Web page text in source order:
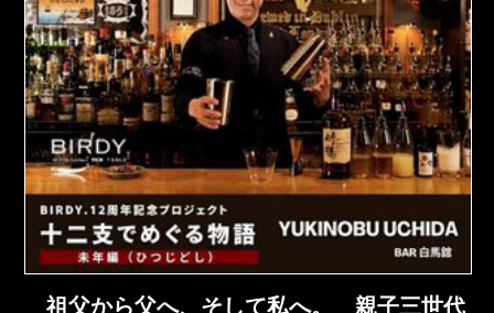
祖父から父へ、そして私へ。 親子三世代